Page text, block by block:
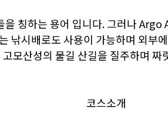
칭하는 용어 입니다. 그러나 Argo
낚시배로도 사용이 가능하며 외부
모산성의 물길 산길을 질주하며 짜
코스소개